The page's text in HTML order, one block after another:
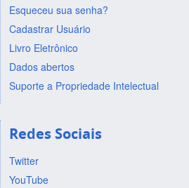
Esqueceu sua senha?
Cadastrar Usuário
Livro Eletrônico
Dados abertos
Suporte a Propriedade Intelectual
Redes Sociais
Twitter
YouTube